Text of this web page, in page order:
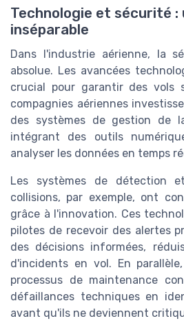
Technologie et sécurité :
inséparable
Dans l'industrie aérienne, la
absolue. Les avancées
crucial pour garantir des vols
compagnies aériennes
des systèmes de gestion de
intégrant des outils
analyser les données en temps
Les systèmes de détection
collisions, par exemple, ont
grâce à l'innovation. Ces
pilotes de recevoir des alertes
des décisions informées,
d'incidents en vol. En
processus de maintenance
défaillances techniques en
avant qu'ils ne deviennent